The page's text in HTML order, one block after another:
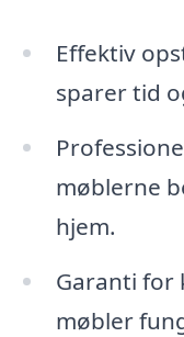
Effektiv
sparer tid
møblerne
hjem.
Garanti for
møbler